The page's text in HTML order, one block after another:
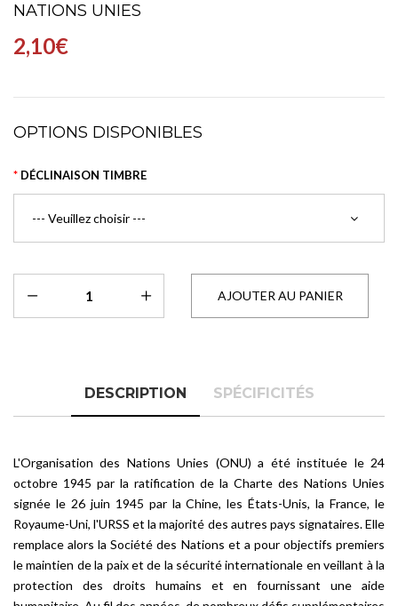
NATIONS UNIES
2,10€
OPTIONS DISPONIBLES
DÉCLINAISON TIMBRE
DESCRIPTION SPÉCIFICITÉS
L'Organisation des Nations Unies (ONU) a été instituée le 24
octobre 1945 par la ratification de la Charte des Nations Unies
signée le 26 juin 1945 par la Chine, les États-Unis, la France, le
Royaume-Uni, l'URSS et la majorité des autres pays signataires. Elle
remplace alors la Société des Nations et a pour objectifs premiers
le maintien de la paix et de la sécurité internationale en veillant à la
protection des droits humains et en fournissant une aide